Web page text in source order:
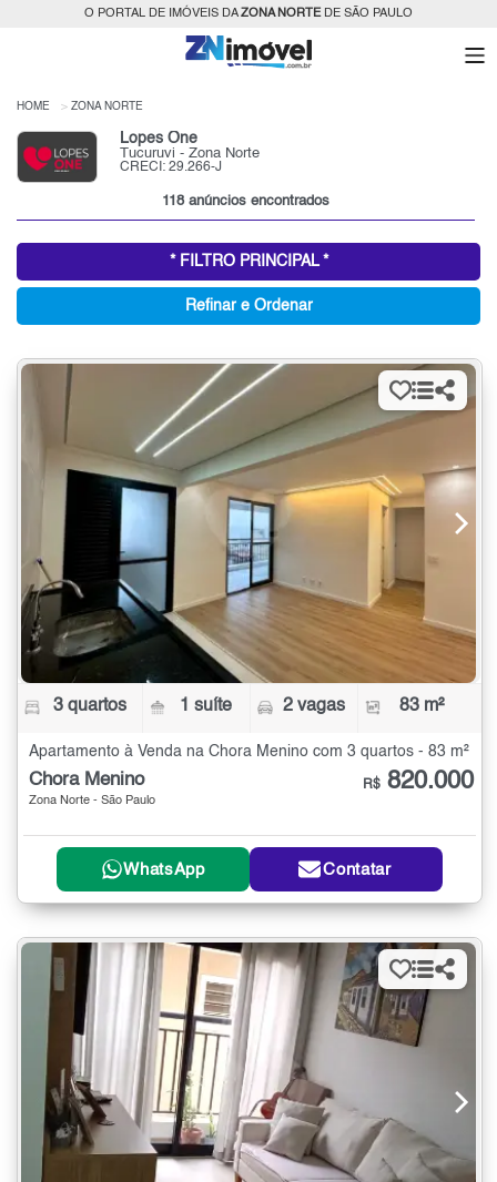
O PORTAL DE IMÓVEIS DAZONA NORTEDE SÃO PAULO
HOME ZONA NORTE
Lopes One
Tucuruvi - Zona Norte
CRECI: 29.266-J
118 anúncios encontrados
* FILTRO PRINCIPAL *
Refinar e Ordenar
3 quartos 1 suíte 2 vagas 83 m²
Apartamento à Venda na Chora Menino com 3 quartos - 83 m²
Chora Menino
Zona Norte - São Paulo
R$ 820.000
WhatsApp Contatar